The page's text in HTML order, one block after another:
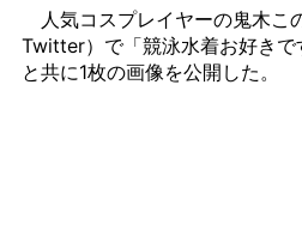
人気コスプレイヤーの鬼木こ
Twitter）で「競泳水着お好きで
と共に1枚の画像を公開した。